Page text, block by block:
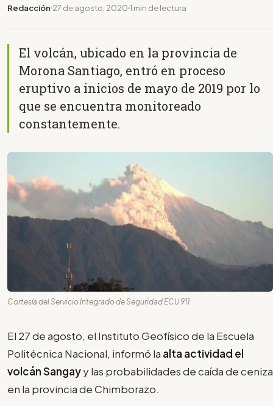
Redacción 27 de agosto, 2020 1 min de lectura
El volcán, ubicado en la provincia de
Morona Santiago, entró en proceso
eruptivo a inicios de mayo de 2019 por lo
que se encuentra monitoreado
constantemente.
Cortesía del Servicio Integrado de Seguridad ECU 911
El 27 de agosto, el Instituto Geofísico de la Escuela
Politécnica Nacional, informó la alta actividad el
volcán Sangayy las probabilidades de caída de ceniza
en la provincia de Chimborazo.